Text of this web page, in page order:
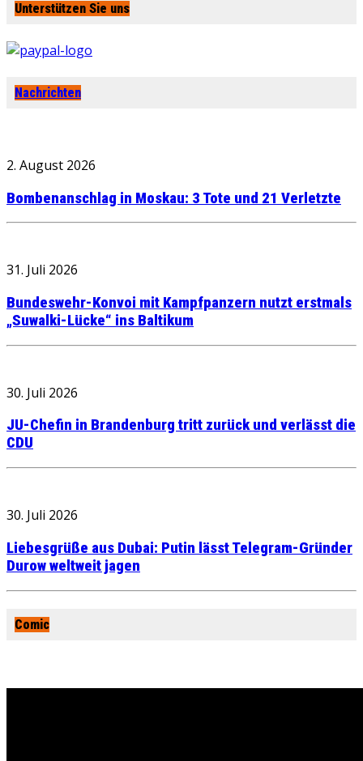
Unterstützen Sie uns
Nachrichten
2. August 2026
Bombenanschlag in Moskau: 3 Tote und 21 Verletzte
31. Juli 2026
Bundeswehr-Konvoi mit Kampfpanzern nutzt erstmals
„Suwalki-Lücke“ ins Baltikum
30. Juli 2026
JU-Chefin in Brandenburg tritt zurück und verlässt die
CDU
30. Juli 2026
Liebesgrüße aus Dubai: Putin lässt Telegram-Gründer
Durow weltweit jagen
Comic